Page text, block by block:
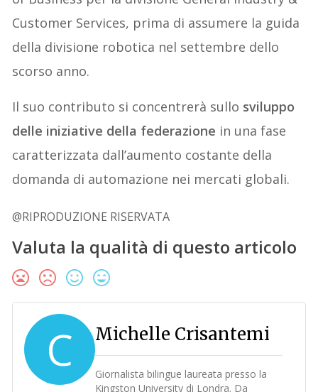
Customer Services, prima di assumere la guida
della divisione robotica nel settembre dello
scorso anno.
Il suo contributo si concentrerà sullo sviluppo
delle iniziative della federazione in una fase
caratterizzata dall’aumento costante della
domanda di automazione nei mercati globali.
@RIPRODUZIONE RISERVATA
Valuta la qualità di questo articolo
C Michelle Crisantemi
Giornalista bilingue laureata presso la
Kingston University di Londra. Da